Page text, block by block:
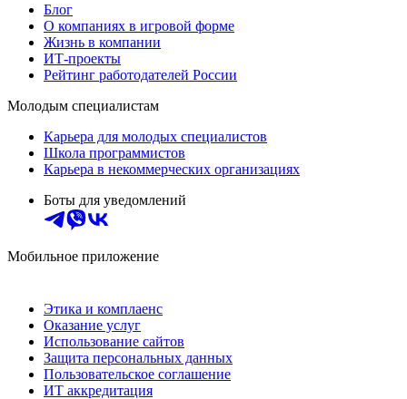
Блог
О компаниях в игровой форме
Жизнь в компании
ИТ-проекты
Рейтинг работодателей России
Молодым специалистам
Карьера для молодых специалистов
Школа программистов
Карьера в некоммерческих организациях
Боты для уведомлений
Мобильное приложение
Этика и комплаенс
Оказание услуг
Использование сайтов
Защита персональных данных
Пользовательское соглашение
ИТ аккредитация